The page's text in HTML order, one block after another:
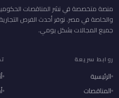
منصة متخصصة في نشر المناقصات
والخاصة في مصر. نوفر أحدث الفرص
جميع المجالات بشكل يومي.
روابط سريعة
الرئيسية
المناقصات